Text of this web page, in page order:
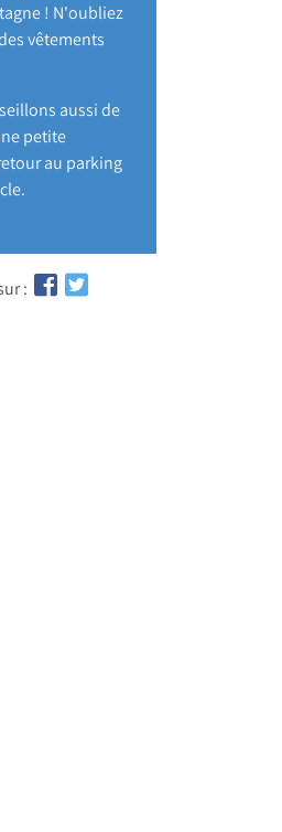
! N'oubliez
vêtements
aussi de
petite
au parking
: